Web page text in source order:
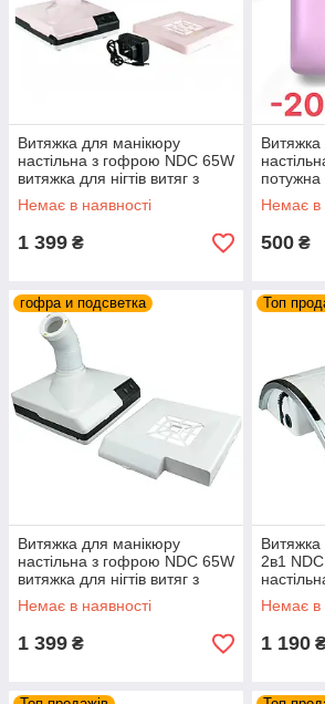
Витяжка для манікюру
настільна з гофрою NDC 65W
витяжка для нігтів витяг з
фільтром НЕРА манікюрний
пилосос
Немає в наявності
1 399 ₴
Немає в
500 ₴
гофра и подсветка
Витяжка для манікюру
настільна з гофрою NDC 65W
витяжка для нігтів витяг з
фільтром НЕРА манікюрний
пилосос
Немає в наявності
1 399 ₴
Топ
2в1
пилосос
Немає в
1 190